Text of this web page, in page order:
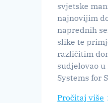
svjetske
najnovijim
naprednih
slike te
različitim
sudjelovao
Systems for
Pročitaj više